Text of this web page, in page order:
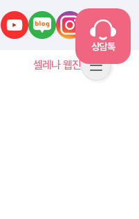
유튜브네이버블로그인스타그램카카오톡
셀레나 웹진 메뉴
상담톡